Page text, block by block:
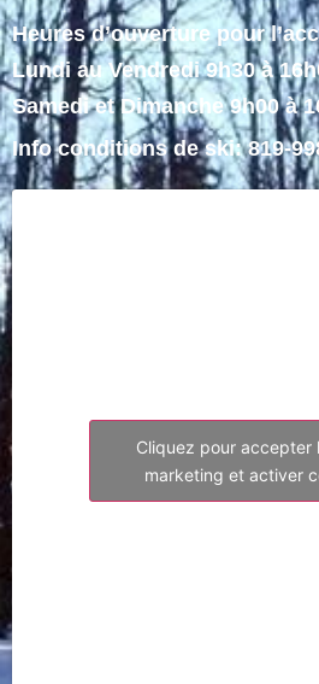
Heures d’ouverture pour
Lundi au Vendredi 9h30 à
Samedi et Dimanche 9h00 à
Info conditions de ski: 819-
Cliquez pour accepter
marketing et activer